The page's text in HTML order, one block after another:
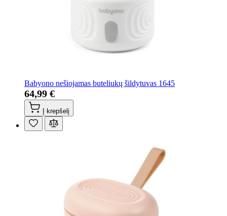
Babyono nešiojamas buteliukų šildytuvas 1645
64,99 €
Į krepšelį